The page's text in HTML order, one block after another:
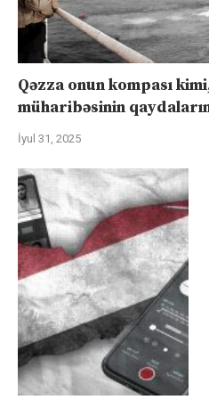
Qəzza onun kompası
müharibəsinin
İyul 31, 2025